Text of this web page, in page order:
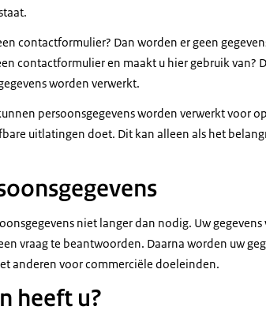
contactformulier? Dan worden er geen
contactformulier en maakt u hier gebruik van?
worden verwerkt.
persoonsgegevens worden verwerkt voor
uitlatingen doet. Dit kan alleen als het
niet langer dan nodig. Uw
vraag te beantwoorden. Daarna worden uw
anderen voor commerciële doeleinden.
heeft u?